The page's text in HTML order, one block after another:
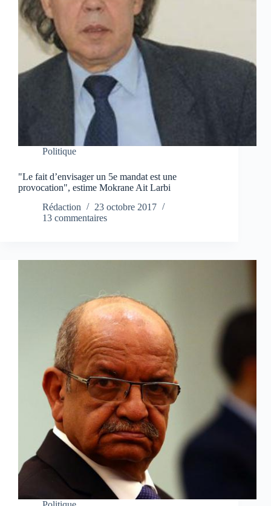
Politique
"Le fait d’envisager un 5e mandat est une
provocation", estime Mokrane Ait Larbi
Rédaction
23 octobre 2017
13 commentaires